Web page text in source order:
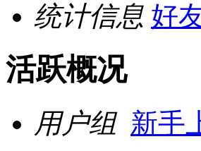
统计信息 好
活跃概况
用户组 新手